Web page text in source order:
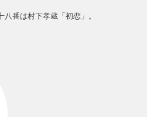
番は村下孝蔵「初恋」。